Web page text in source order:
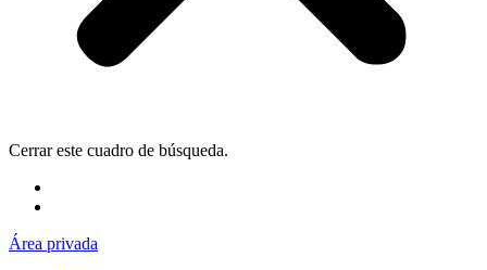
Cerrar este cuadro de búsqueda.
Área privada